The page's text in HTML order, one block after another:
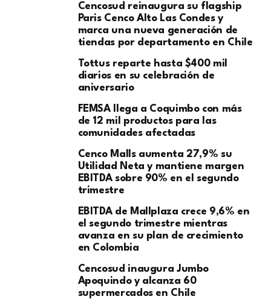
Cencosud reinaugura su flagship
Paris Cenco Alto Las Condes y
marca una nueva generación de
tiendas por departamento en Chile
Tottus reparte hasta $400 mil
diarios en su celebración de
aniversario
FEMSA llega a Coquimbo con más
de 12 mil productos para las
comunidades afectadas
Cenco Malls aumenta 27,9% su
Utilidad Neta y mantiene margen
EBITDA sobre 90% en el segundo
trimestre
EBITDA de Mallplaza crece 9,6% en
el segundo trimestre mientras
avanza en su plan de crecimiento
en Colombia
Cencosud inaugura Jumbo
Apoquindo y alcanza 60
supermercados en Chile